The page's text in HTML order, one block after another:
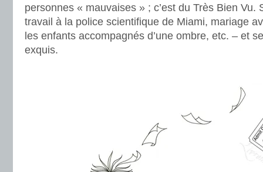
personnes « mauvaises » ; c’est du Très Bien Vu.
travail à la police scientifique de Miami, mariage
les enfants accompagnés d’une ombre, etc. – et
exquis.